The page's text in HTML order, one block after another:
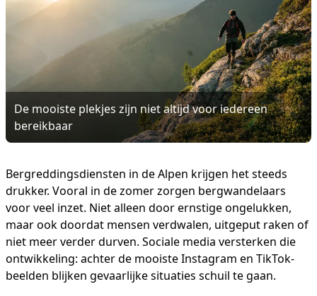
De mooiste plekjes zijn niet altijd voor iedereen
bereikbaar
Bergreddingsdiensten in de Alpen krijgen het steeds
drukker. Vooral in de zomer zorgen bergwandelaars
voor veel inzet. Niet alleen door ernstige ongelukken,
maar ook doordat mensen verdwalen, uitgeput raken of
niet meer verder durven. Sociale media versterken die
ontwikkeling: achter de mooiste Instagram en TikTok-
beelden blijken gevaarlijke situaties schuil te gaan.